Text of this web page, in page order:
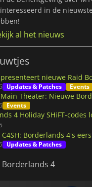
in de
al het nieuws
nieuwe Raid
Updates & Patches Events
Main Theater: Nieuwe
Events
4 Holiday SHiFT-
Borderlands 4's
Updates & Patches
4